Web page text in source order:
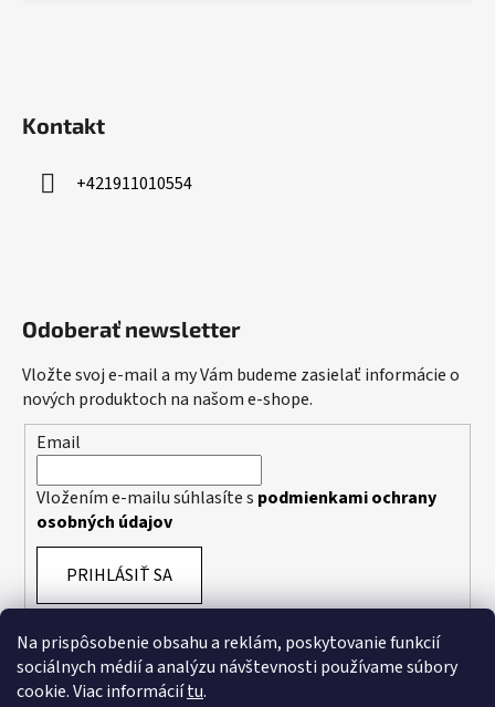
Na prispôsobenie obsahu a reklám, poskytovanie funkcií
sociálnych médií a analýzu návštevnosti používame súbory
cookie. Viac informáciítu.
Kontakt
+421911010554
Odoberať newsletter
Vložte svoj e-mail a my Vám budeme zasielať informácie o
nových produktoch na našom e-shope.
Email
Vložením e-mailu súhlasíte s podmienkami ochrany
osobných údajov
PRIHLÁSIŤ SA